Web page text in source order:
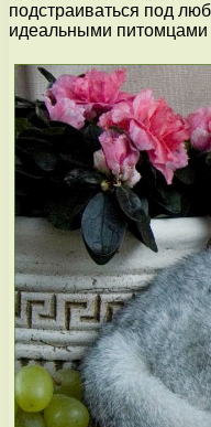
подстраиваться под
идеальными